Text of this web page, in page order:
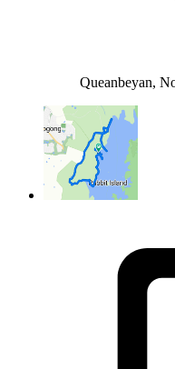
Queanbeyan,